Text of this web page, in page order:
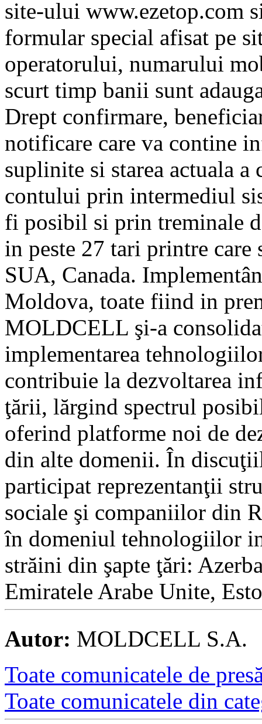
site-ului www.ezetop.com
formular special afisat pe
operatorului, numarului
scurt timp banii sunt
Drept confirmare,
notificare care va contine
suplinite si starea actuala
contului prin intermediul
fi posibil si prin treminale
in peste 27 tari printre care
SUA, Canada.
Moldova, toate fiind in
MOLDCELL şi-a
implementarea
contribuie la dezvoltarea
ţării, lărgind spectrul
oferind platforme noi de
din alte domenii. În
participat reprezentanţii
sociale şi companiilor din
în domeniul tehnologiilor
străini din şapte ţări:
Emiratele Arabe Unite,
Autor: MOLDCELL S.A.
Toate comunicatele de
Toate comunicatele din